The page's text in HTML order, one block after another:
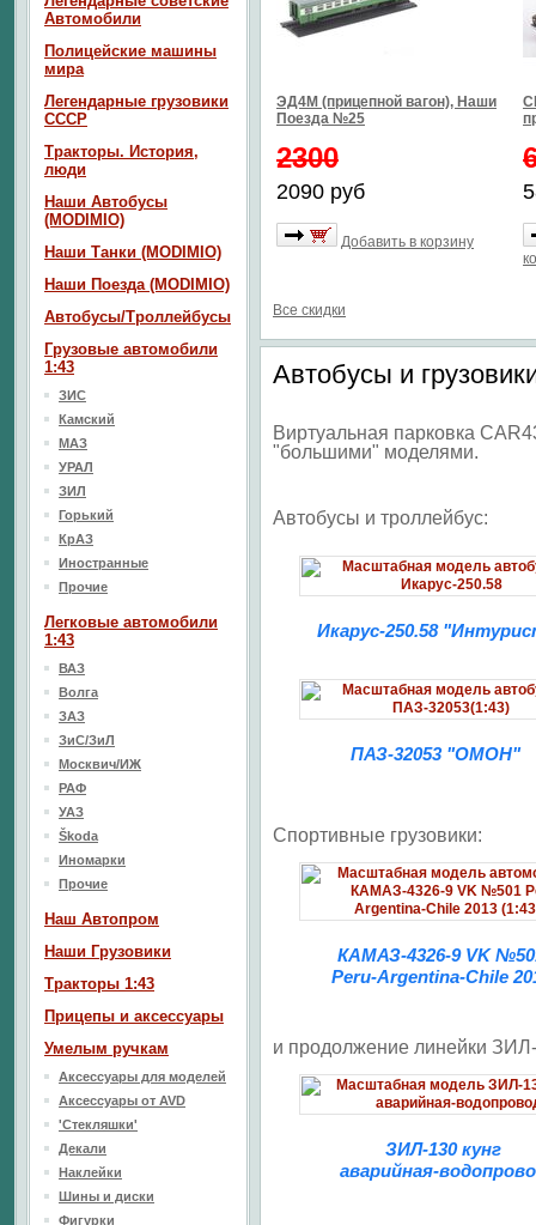
ЭД4М (прицепной вагон), Наши
Поезда №25
2300
2090 руб
Добавить в корзину
Все скидки
Автобусы и
Виртуальная парковка
"большими" моделями.
Автобусы и троллейбус:
Икарус-250.58
ПАЗ-32053 "ОМОН"
Спортивные грузовики:
КАМАЗ-4326-9 VK
Peru-Argentina-Chile
и продолжение линейки
ЗИЛ-130 кунг
аварийная-
Автомобили
Полицейские машины
мира
Легендарные грузовики
СССР
Тракторы. История,
люди
Наши Автобусы
(MODIMIO)
Наши Танки (MODIMIO)
Наши Поезда (MODIMIO)
Автобусы/Троллейбусы
Грузовые автомобили
1:43
ЗИС
Камский
МАЗ
УРАЛ
ЗИЛ
Горький
КрАЗ
Иностранные
Прочие
Легковые автомобили
1:43
ВАЗ
Волга
ЗАЗ
ЗиС/ЗиЛ
Москвич/ИЖ
РАФ
УАЗ
Škoda
Иномарки
Прочие
Наш Aвтопром
Наши Грузовики
Тракторы 1:43
Прицепы и аксессуары
Умелым ручкам
Аксессуары для моделей
Аксессуары от AVD
'Стекляшки'
Декали
Наклейки
Шины и диски
Фигурки